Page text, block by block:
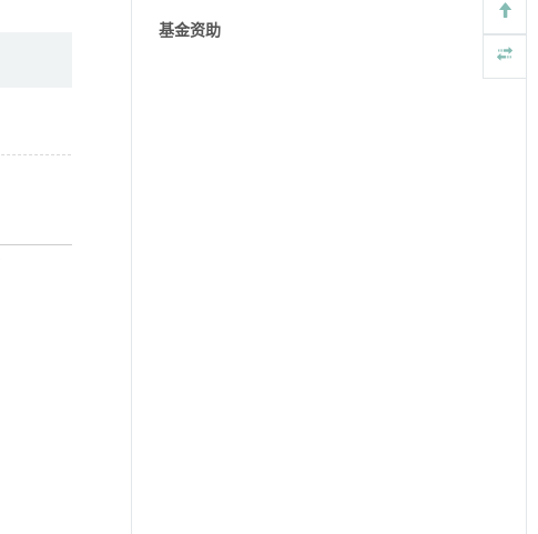
基金资助